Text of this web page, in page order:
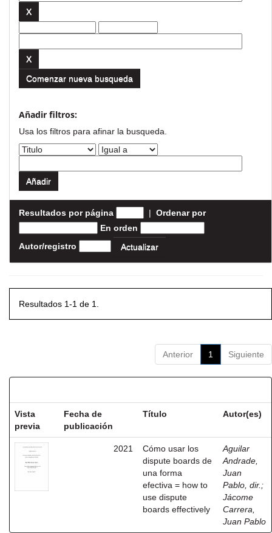
Comenzar nueva busqueda
Añadir filtros:
Usa los filtros para afinar la busqueda.
Resultados por página | Ordenar por
En orden
Autor/registro
Resultados 1-1 de 1.
Anterior 1 Siguiente
Vista
previa
Fecha de
publicación
Título Autor(es)
2021
Cómo usar los
dispute boards de
una forma
efectiva = how to
use dispute
boards effectively
Aguilar
Andrade,
Juan
Pablo, dir. ;
Jácome
Carrera,
Juan Pablo